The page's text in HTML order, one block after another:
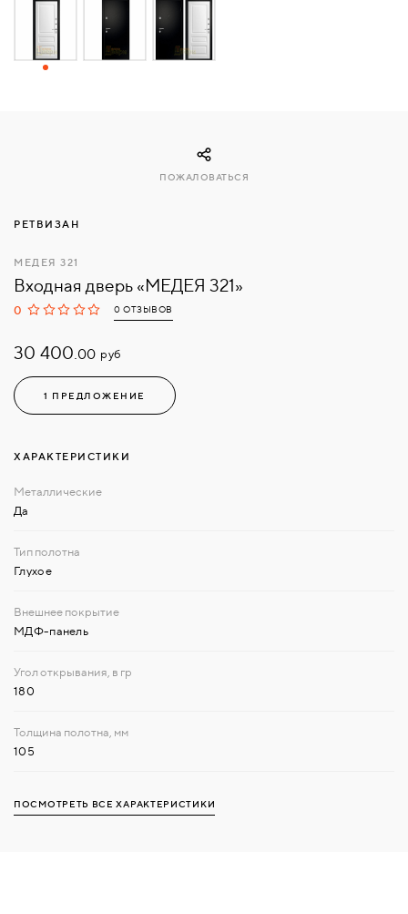
СВЯЗАТЬСЯ
РЕТВИЗАН
МЕДЕЯ 321
Входная дверь «МЕДЕЯ 321»
0 0 ОТЗЫВОВ
30 400.00 руб
1 ПРЕДЛОЖЕНИЕ
ПОЖАЛОВАТЬСЯ
ХАРАКТЕРИСТИКИ
Да
Глухое
МДФ-панель
180
105
ПОСМОТРЕТЬ ВСЕ ХАРАКТЕРИСТИКИ